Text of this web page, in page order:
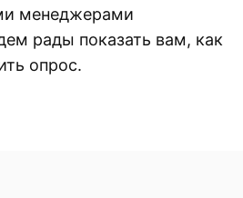
менеджерами
рады показать вам, как
опрос.